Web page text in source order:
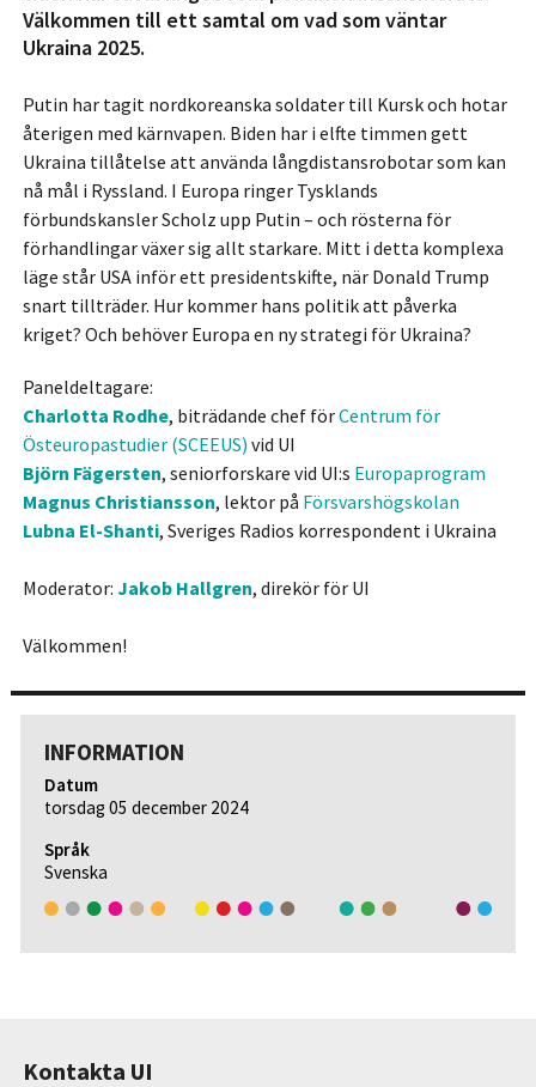
Välkommen till ett samtal om vad som väntar
Ukraina 2025.
Putin har tagit nordkoreanska soldater till Kursk och hotar
återigen med kärnvapen. Biden har i elfte timmen gett
Ukraina tillåtelse att använda långdistansrobotar som kan
nå mål i Ryssland. I Europa ringer Tysklands
förbundskansler Scholz upp Putin – och rösterna för
förhandlingar växer sig allt starkare. Mitt i detta komplexa
läge står USA inför ett presidentskifte, när Donald Trump
snart tillträder. Hur kommer hans politik att påverka
kriget? Och behöver Europa en ny strategi för Ukraina?
Paneldeltagare:
Charlotta Rodhe, biträdande chef förCentrum för
Östeuropastudier (SCEEUS) vid UI
Björn Fägersten, seniorforskare vid UI:s Europaprogram
Magnus Christiansson, lektor på Försvarshögskolan
Lubna El-Shanti, Sveriges Radios korrespondent i Ukraina
Moderator: Jakob Hallgren, direkör för UI
Välkommen!
INFORMATION
Datum
torsdag 05 december 2024
Språk
Svenska
Kontakta UI